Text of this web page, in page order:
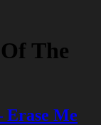
The
Erase Me